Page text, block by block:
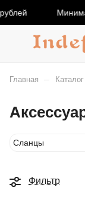
Главная – Каталог
Сланцы
Фильтр